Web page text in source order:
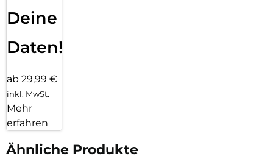
Deine
Daten!
ab 29,99 €
inkl. MwSt.
Mehr
erfahren
Ähnliche Produkte